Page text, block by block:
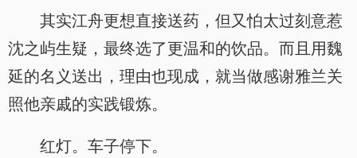
其实江舟更想直接送药，但又怕太过刻意惹
沈之屿生疑，最终选了更温和的饮品。而且用魏
延的名义送出，理由也现成，就当做感谢雅兰关
照他亲戚的实践锻炼。
红灯。车子停下。